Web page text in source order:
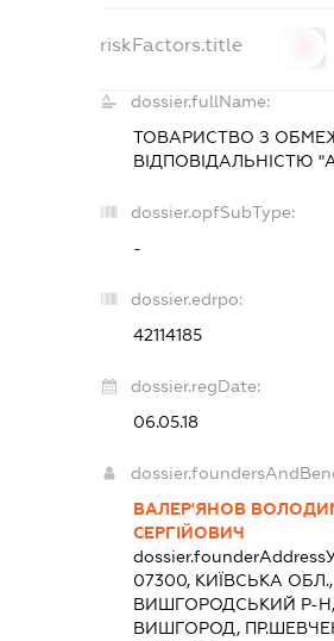
riskFactors.title
dossier.fullName:
ТОВАРИСТВО З
ВІДПОВІДАЛЬНІСТЮ
dossier.opfSubType:
-
dossier.edrpo:
42114185
dossier.regDate:
06.05.18
ВАЛЕР'ЯНОВ
СЕРГІЙОВИЧ
dossier.founderAddress
07300, КИЇВСЬКА ОБЛ.,
ВИШГОРОДСЬКИЙ Р-Н,
ВИШГОРОД,